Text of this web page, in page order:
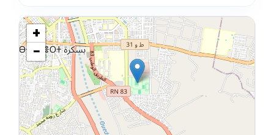
+
−